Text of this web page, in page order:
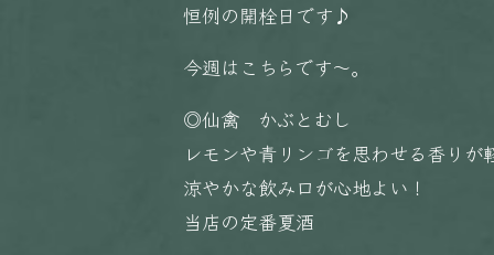
恒例の開栓日です♪
今週はこちらです〜。
◎仙禽 かぶとむし
レモンや青リンゴを思わせる香りが
涼やかな飲み口が心地よい！
当店の定番夏酒︎